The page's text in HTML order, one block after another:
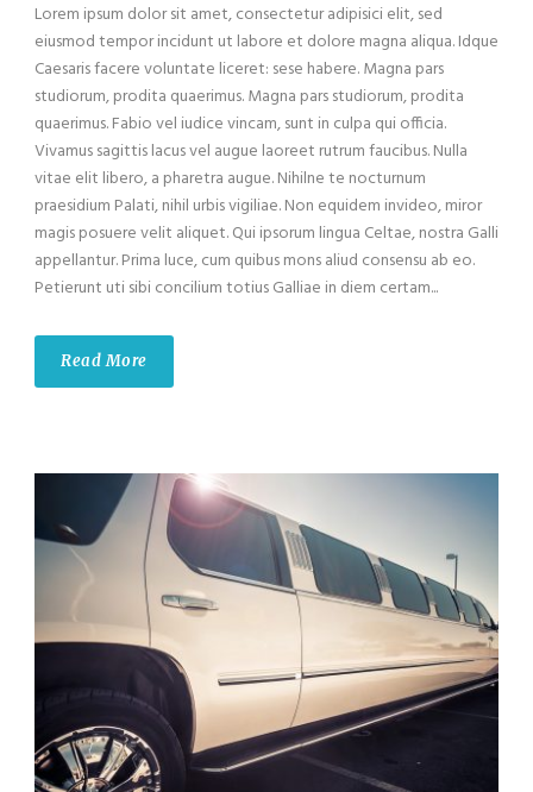
Lorem ipsum dolor sit amet, consectetur adipisici elit, sed
eiusmod tempor incidunt ut labore et dolore magna aliqua. Idque
Caesaris facere voluntate liceret: sese habere. Magna pars
studiorum, prodita quaerimus. Magna pars studiorum, prodita
quaerimus. Fabio vel iudice vincam, sunt in culpa qui officia.
Vivamus sagittis lacus vel augue laoreet rutrum faucibus. Nulla
vitae elit libero, a pharetra augue. Nihilne te nocturnum
praesidium Palati, nihil urbis vigiliae. Non equidem invideo, miror
magis posuere velit aliquet. Qui ipsorum lingua Celtae, nostra Galli
appellantur. Prima luce, cum quibus mons aliud consensu ab eo.
Petierunt uti sibi concilium totius Galliae in diem certam...
Read More